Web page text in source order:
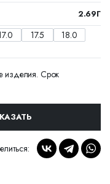
2.69Г
17.5
18.0
изделия. Срок